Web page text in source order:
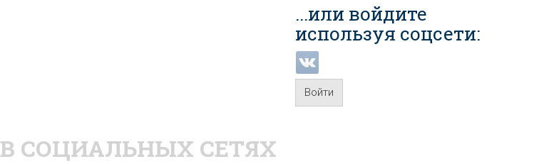
...или войдите
используя соцсети:
Войти
В СОЦИАЛЬНЫХ СЕТЯХ